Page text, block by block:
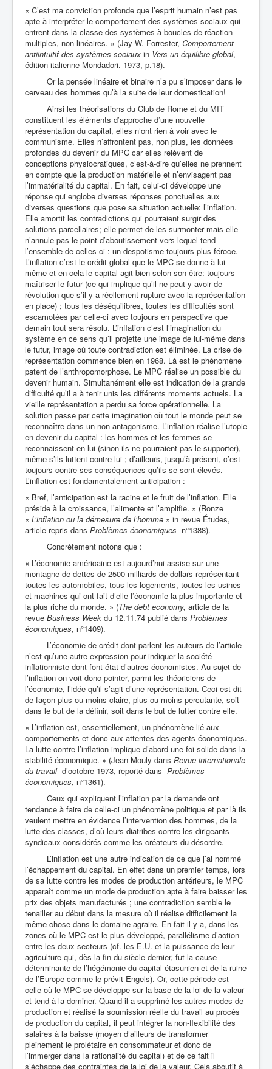
« C’est ma conviction profonde que l’esprit humain n’est pas
apte à interpréter le comportement des systèmes sociaux qui
entrent dans la classe des systèmes à boucles de réaction
multiples, non linéaires. » (Jay W. Forrester, Comportement
antiintuitif des systèmes sociaux in Vers un équilibre global,
édition italienne Mondadori. 1973, p.18).
Or la pensée linéaire et binaire n’a pu s’imposer dans le
cerveau des hommes qu’à la suite de leur domestication!
Ainsi les théorisations du Club de Rome et du MIT
constituent les éléments d’approche d’une nouvelle
représentation du capital, elles n’ont rien à voir avec le
communisme. Elles n’affrontent pas, non plus, les données
profondes du devenir du MPC car elles relèvent de
conceptions physiocratiques, c’est-à-dire qu’elles ne prennent
en compte que la production matérielle et n’envisagent pas
l’immatérialité du capital. En fait, celui-ci développe une
réponse qui englobe diverses réponses ponctuelles aux
diverses questions que pose sa situation actuelle: l’inflation.
Elle amortit les contradictions qui pourraient surgir des
solutions parcellaires; elle permet de les surmonter mais elle
n’annule pas le point d’aboutissement vers lequel tend
l’ensemble de celles-ci : un despotisme toujours plus féroce.
L’inflation c’est le crédit global que le MPC se donne à lui-
même et en cela le capital agit bien selon son être: toujours
maîtriser le futur (ce qui implique qu’il ne peut y avoir de
révolution que s’il y a réellement rupture avec la représentation
en place) ; tous les déséquilibres, toutes les difficultés sont
escamotées par celle-ci avec toujours en perspective que
demain tout sera résolu. L’inflation c’est l’imagination du
système en ce sens qu’il projette une image de lui-même dans
le futur, image où toute contradiction est éliminée. La crise de
représentation commence bien en 1968. Là est le phénomène
patent de l’anthropomorphose. Le MPC réalise un possible du
devenir humain. Simultanément elle est indication de la grande
difficulté qu’il a à tenir unis les différents moments actuels. La
vieille représentation a perdu sa force opérationnelle. La
solution passe par cette imagination où tout le monde peut se
reconnaître dans un non-antagonisme. L’inflation réalise l’utopie
en devenir du capital : les hommes et les femmes se
reconnaissent en lui (sinon ils ne pourraient pas le supporter),
même s’ils luttent contre lui ; d’ailleurs, jusqu’à présent, c’est
toujours contre ses conséquences qu’ils se sont élevés.
L’inflation est fondamentalement anticipation :
« Bref, l’anticipation est la racine et le fruit de l’inflation. Elle
préside à la croissance, l’alimente et l’amplifie. » (Ronze
« L’inflation ou la démesure de l’homme » in revue Études,
article repris dans Problèmes économiques n°1388).
Concrètement notons que :
« L’économie américaine est aujourd’hui assise sur une
montagne de dettes de 2500 milliards de dollars représentant
toutes les automobiles, tous les logements, toutes les usines
et machines qui ont fait d’elle l’économie la plus importante et
la plus riche du monde. » (The debt economy, article de la
revue Business Week du 12.11.74 publié dans Problèmes
économiques, n°1409).
L’économie de crédit dont parlent les auteurs de l’article
n’est qu’une autre expression pour indiquer la société
inflationniste dont font état d’autres économistes. Au sujet de
l’inflation on voit donc pointer, parmi les théoriciens de
l’économie, l’idée qu’il s’agit d’une représentation. Ceci est dit
de façon plus ou moins claire, plus ou moins percutante, soit
dans le but de la définir, soit dans le but de lutter contre elle.
« L’inflation est, essentiellement, un phénomène lié aux
comportements et donc aux attentes des agents économiques.
La lutte contre l’inflation implique d’abord une foi solide dans la
stabilité économique. » (Jean Mouly dans Revue internationale
du travaild’octobre 1973, reporté dans Problèmes
économiques, n°1361).
Ceux qui expliquent l’inflation par la demande ont
tendance à faire de celle-ci un phénomène politique et par là ils
veulent mettre en évidence l’intervention des hommes, de la
lutte des classes, d’où leurs diatribes contre les dirigeants
syndicaux considérés comme les créateurs du désordre.
L’inflation est une autre indication de ce que j’ai nommé
l’échappement du capital. En effet dans un premier temps, lors
de sa lutte contre les modes de production antérieurs, le MPC
apparaît comme un mode de production apte à faire baisser les
prix des objets manufacturés ; une contradiction semble le
tenailler au début dans la mesure où il réalise difficilement la
même chose dans le domaine agraire. En fait il y a, dans les
zones où le MPC est le plus développé, parallélisme d’action
entre les deux secteurs (cf. les E.U. et la puissance de leur
agriculture qui, dès la fin du siècle dernier, fut la cause
déterminante de l’hégémonie du capital étasunien et de la ruine
de l’Europe comme le prévit Engels). Or, cette période est
celle où le MPC se développe sur la base de la loi de la valeur
et tend à la dominer. Quand il a supprimé les autres modes de
production et réalisé la soumission réelle du travail au procès
de production du capital, il peut intégrer la non-flexibilité des
salaires à la baisse (moyen d’ailleurs de transformer
pleinement le prolétaire en consommateur et donc de
l’immerger dans la rationalité du capital) et de ce fait il
s’échappe des contraintes de la loi de la valeur. Cela aboutit à